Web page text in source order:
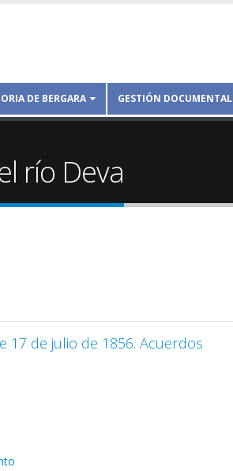
DE BERGARA GESTIÓN DOCUMENTAL
río Deva
17 de julio de 1856. Acuerdos